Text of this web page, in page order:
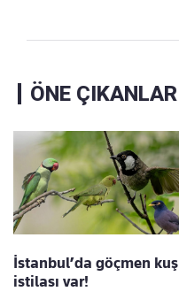
ÖNE ÇIKANLAR
İstanbul’da göçmen kuş
istilası var!